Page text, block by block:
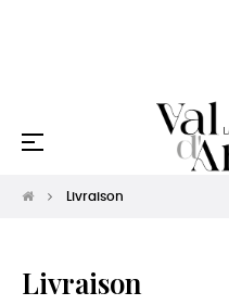
Basculer
☰
Livraison
Livraison